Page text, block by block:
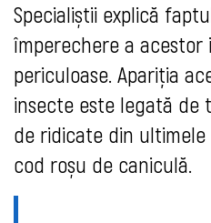
Specialiștii explică
împerechere a
periculoase. Apariția
insecte este legată de
de ridicate din ultimele
cod roșu de caniculă.